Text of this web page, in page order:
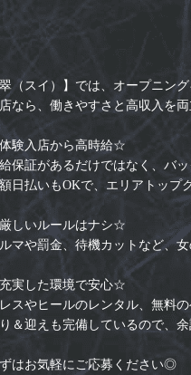
翠（スイ）】では、オープニン
なら、働きやすさと高収入を
験入店から高時給☆
保証があるだけではなく、バ
日払いもOKで、エリアトップ
しいルールはナシ☆
マや罰金、待機カットなど、
実した環境で安心☆
レスやヒールのレンタル、無料
＆迎えも完備しているので、
はお気軽にご応募ください◎